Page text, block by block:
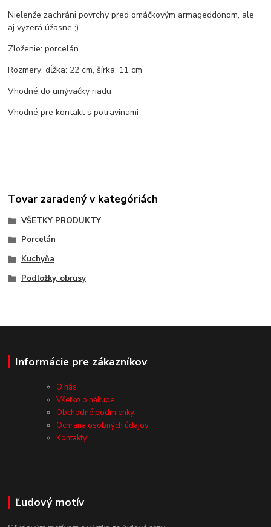
Nielenže zachráni povrchy pred omáčkovým armageddonom, ale
aj vyzerá úžasne ;)
Zloženie: porcelán
Rozmery: dĺžka: 22 cm, šírka: 11 cm
Vhodné do umývačky riadu
Vhodné pre kontakt s potravinami
Tovar zaradený v kategóriách
VŠETKY PRODUKTY
Porcelán
Kuchyňa
Podložky, obrusy
Informácie pre zákazníkov
O nás
Všetko o nákupe
Obchodné podmienky
Ochrana osobných údajov
Kontakty
Ľudový motív